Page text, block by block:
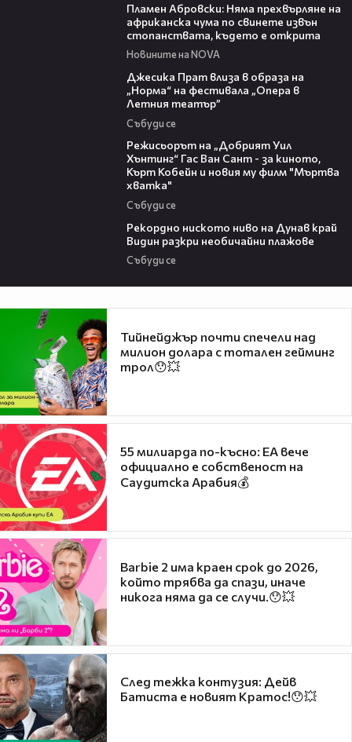
Пламен Абровски: Няма прехвърляне на
африканска чума по свинете извън
стопанствата, където е открита
Новините на NOVA
Джесика Прат влиза в образа на
„Норма“ на фестивала „Опера в
Летния театър”
Събуди се
Режисьорът на „Добрият Уил
Хънтинг“ Гас Ван Сант - за киното,
Кърт Кобейн и новия му филм "Мъртва
хватка"
Събуди се
Рекордно ниското ниво на Дунав край
Видин разкри необичайни плажове
Събуди се
Тийнейджър почти спечели над
милион долара с тотален гейминг
трол😯💥
55 милиарда по-късно: EA вече
официално е собственост на
Саудитска Арабия💰
Barbie 2 има краен срок до 2026,
който трябва да спази, иначе
никога няма да се случи.😯💥
След тежка контузия: Дейв
Батиста е новият Кратос!😯💥